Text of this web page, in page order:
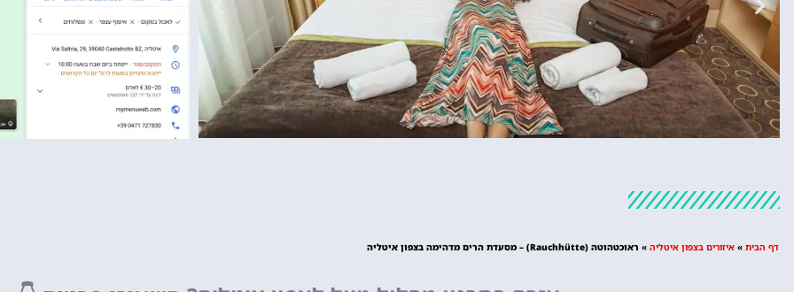
מלונות
מומלץ?
דף הבית » איזורים בצפון איטליה » ראוכטהוטה (Rauchhütte‏) – מסעדת הרים מדהימה בצפון איטליה